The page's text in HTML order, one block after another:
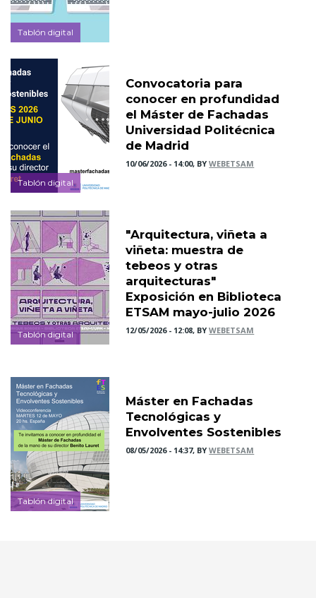
Tablón digital
Tablón digital
Convocatoria para
conocer en profundidad
el Máster de Fachadas
Universidad Politécnica
de Madrid
10/06/2026 - 14:00, BYWEBETSAM
Tablón digital
"Arquitectura, viñeta a
viñeta: muestra de
tebeos y otras
arquitecturas"
Exposición en Biblioteca
ETSAM mayo-julio 2026
12/05/2026 - 12:08, BYWEBETSAM
Tablón digital
Máster en Fachadas
Tecnológicas y
Envolventes Sostenibles
08/05/2026 - 14:37, BYWEBETSAM